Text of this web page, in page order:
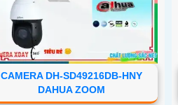
CAMERA DH-SD49216DB-HNY
DAHUA ZOOM